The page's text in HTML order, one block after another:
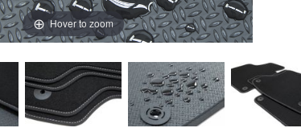
Hover to zoom